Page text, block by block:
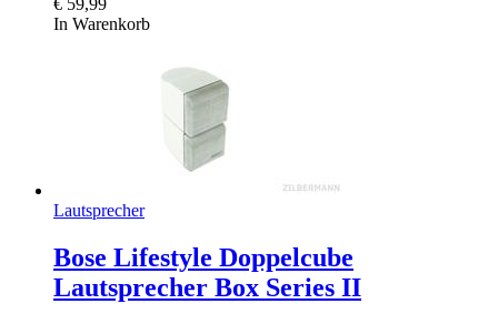
€ 59,99
In Warenkorb
Lautsprecher
Bose Lifestyle Doppelcube
Lautsprecher Box Series II